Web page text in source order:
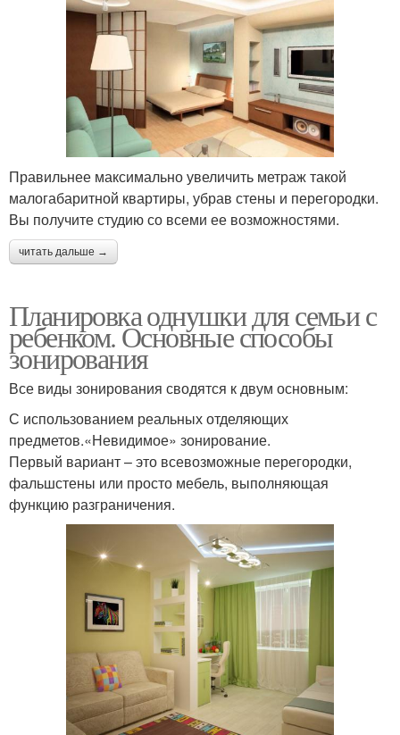
Правильнее максимально увеличить метраж такой
малогабаритной квартиры, убрав стены и перегородки.
Вы получите студию со всеми ее возможностями.
читать дальше →
Планировка однушки для семьи с
ребенком. Основные способы
зонирования
Все виды зонирования сводятся к двум основным:
С использованием реальных отделяющих
предметов.«Невидимое» зонирование.
Первый вариант – это всевозможные перегородки,
фальшстены или просто мебель, выполняющая
функцию разграничения.